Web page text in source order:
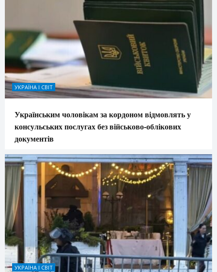
УКРАЇНА І СВІТ
Українським чоловікам за кордоном відмовлять у
консульських послугах без військово-облікових
документів
УКРАЇНА І СВІТ